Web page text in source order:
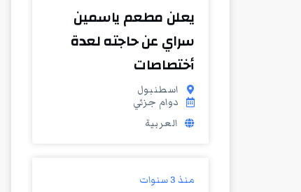
يعلن مطعم ياسمين
سراي عن حاجته لعدة
أختصاصات
اسطنبول
دوام جزئي
العربية
منذ 3 سنوات